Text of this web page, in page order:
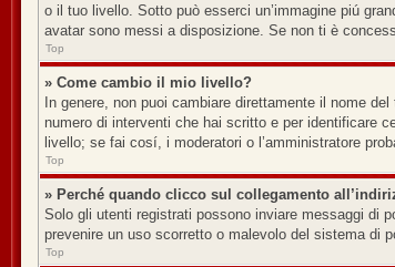
o il tuo livello. Sotto può esserci un’immagine piú
avatar sono messi a disposizione. Se non ti è
Top
» Come cambio il mio livello?
In genere, non puoi cambiare direttamente il nome
numero di interventi che hai scritto e per identificare
livello; se fai cosí, i moderatori o l’amministratore
Top
» Perché quando clicco sul collegamento
Solo gli utenti registrati possono inviare messaggi di
prevenire un uso scorretto o malevolo del sistema di
Top